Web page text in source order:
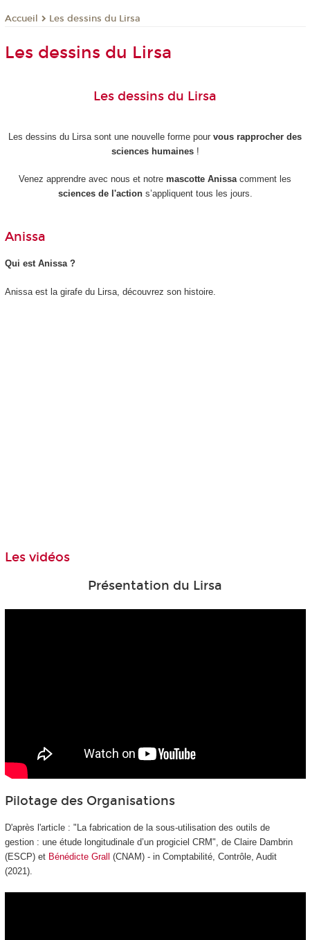
Accueil Les dessins du Lirsa
Les dessins du Lirsa
Les dessins du Lirsa
Les dessins du Lirsa sont une nouvelle forme pour vous rapprocher des
sciences humaines!
Venez apprendre avec nous et notre mascotte Anissa comment les
sciences de l'actions’appliquent tous les jours.
Anissa
Qui est Anissa ?
Anissa est la girafe du Lirsa, découvrez son histoire.
Les vidéos
Présentation du Lirsa
Pilotage des Organisations
D'après l'article : "La fabrication de la sous-utilisation des outils de
gestion : une étude longitudinale d’un progiciel CRM", de Claire Dambrin
(ESCP) et Bénédicte Grall (CNAM) - in Comptabilité, Contrôle, Audit
(2021).